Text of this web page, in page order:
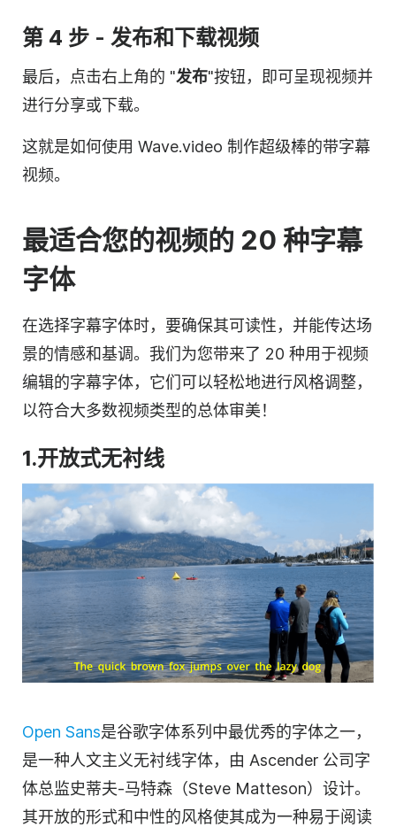
第 4 步 - 发布和下载视频
最后，点击右上角的 "发布"按钮，即可呈现视频并
进行分享或下载。
这就是如何使用 Wave.video 制作超级棒的带字幕
视频。
最适合您的视频的 20 种字幕
字体
在选择字幕字体时，要确保其可读性，并能传达场
景的情感和基调。我们为您带来了 20 种用于视频
编辑的字幕字体，它们可以轻松地进行风格调整，
以符合大多数视频类型的总体审美！
1.开放式无衬线
Open Sans是谷歌字体系列中最优秀的字体之一，
是一种人文主义无衬线字体，由 Ascender 公司字
体总监史蒂夫-马特森（Steve Matteson）设计。
其开放的形式和中性的风格使其成为一种易于阅读